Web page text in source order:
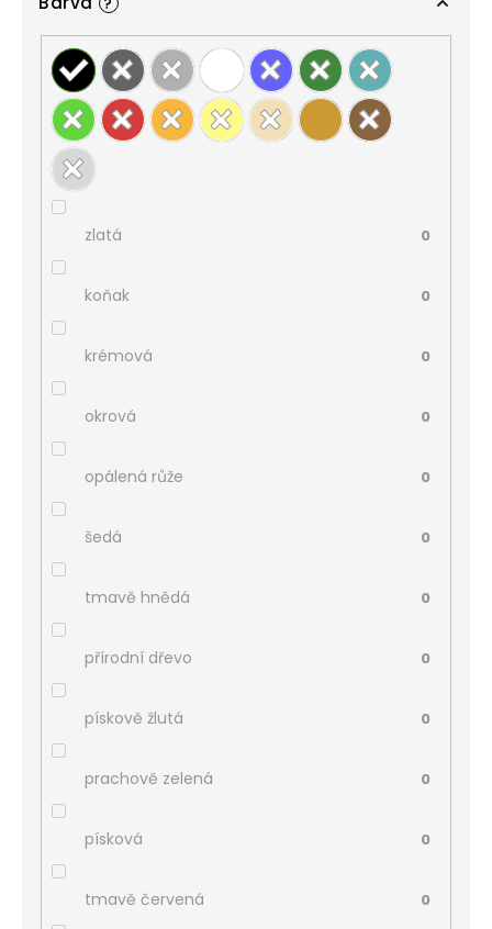
zlatá 0
koňak 0
krémová 0
okrová 0
opálená růže 0
šedá 0
tmavě hnědá 0
přírodní dřevo 0
pískově žlutá 0
prachově zelená 0
písková 0
tmavě červená 0